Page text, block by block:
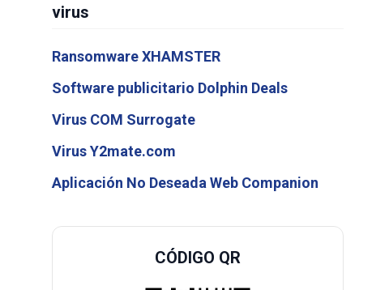
virus
Ransomware XHAMSTER
Software publicitario Dolphin Deals
Virus COM Surrogate
Virus Y2mate.com
Aplicación No Deseada Web Companion
CÓDIGO QR